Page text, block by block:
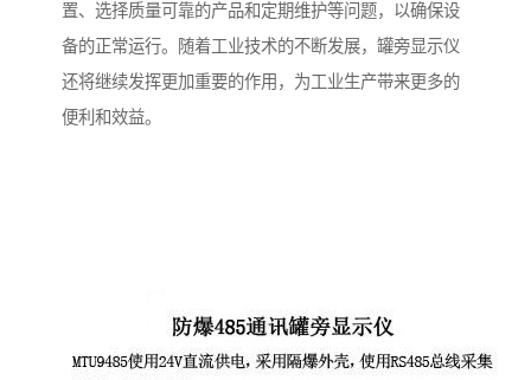
置、选择质量可靠的产品和定期维护等问题，以确保设
备的正常运行。随着工业技术的不断发展，罐旁显示仪
还将继续发挥更加重要的作用，为工业生产带来更多的
便利和效益。